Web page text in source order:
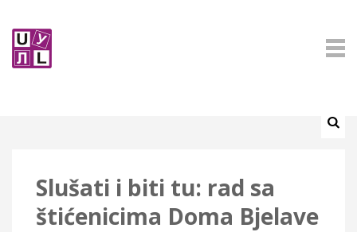
Slušati i biti tu: rad sa
štićenicima Doma Bjelave